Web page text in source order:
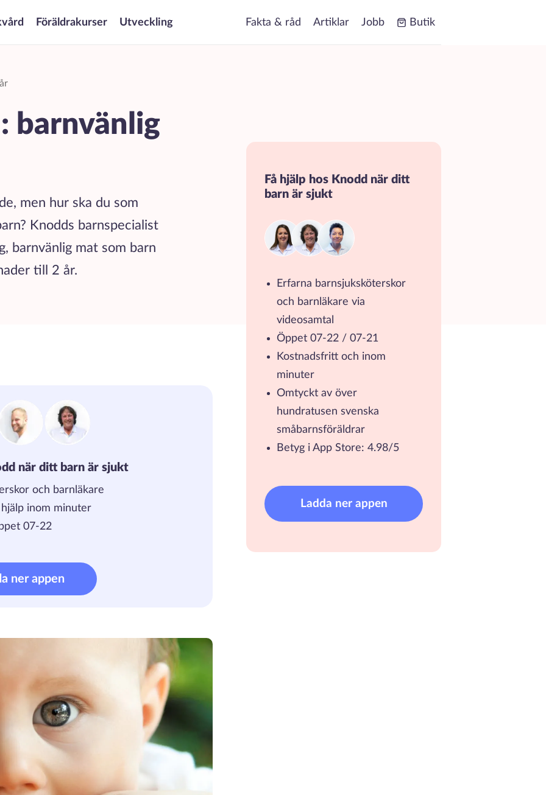
Föräldrakurser Utveckling Fakta & råd Artiklar Jobb Butik
barnvänlig
men hur ska du som
Knodds barnspecialist
barnvänlig mat som barn
till 2 år.
när ditt barn är sjukt
och barnläkare
inom minuter
07-22
ner appen
Få hjälp hos Knodd när ditt
barn är sjukt
Erfarna barnsjuksköterskor
och barnläkare via
videosamtal
Öppet 07-22 / 07-21
Kostnadsfritt och inom
minuter
Omtyckt av över
hundratusen svenska
småbarnsföräldrar
Betyg i App Store: 4.98/5
Ladda ner appen